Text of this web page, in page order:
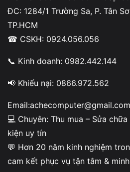
ĐC: 1284/1 Trường Sa, P. Tân
TP.HCM
☎ CSKH: 0924.056.056
📞 Kinh doanh: 0982.442.144
📢 Khiếu nại: 0866.972.562
Email:achecomputer@gmail.com
💻 Chuyên: Thu mua – Sửa
kiện uy tín
💬 Hơn 20 năm kinh nghiệm
cam kết phục vụ tận tâm &